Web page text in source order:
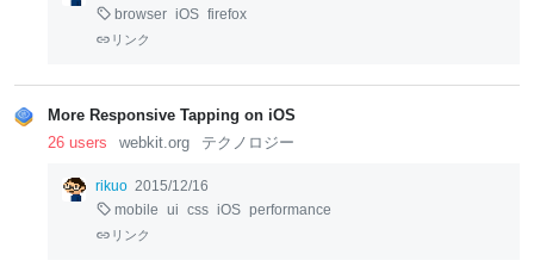
browser iOS firefox
リンク
More Responsive Tapping on iOS
26 users
webkit.org テクノロジー
rikuo 2015/12/16
mobile ui css iOS performance
リンク